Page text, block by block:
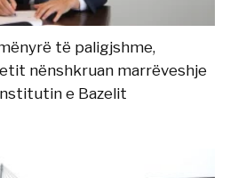
të paligjshme,
nënshkruan marrëveshje
e Bazelit